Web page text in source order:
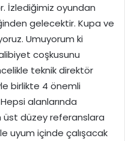
İzlediğimiz oyundan
gelecektir. Kupa ve
Umuyorum ki
coşkusunu
teknik direktör
birlikte 4 önemli
alanlarında
üst düzey referanslara
uyum içinde çalışacak